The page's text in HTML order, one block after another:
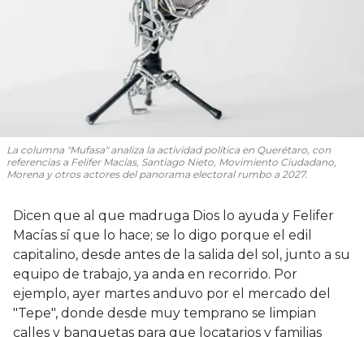
La columna "Mufasa" analiza la actividad política en Querétaro, con
referencias a Felifer Macías, Santiago Nieto, Movimiento Ciudadano,
Morena y otros actores del panorama electoral rumbo a 2027.
Dicen que al que madruga Dios lo ayuda y Felifer
Macías sí que lo hace; se lo digo porque el edil
capitalino, desde antes de la salida del sol, junto a su
equipo de trabajo, ya anda en recorrido. Por
ejemplo, ayer martes anduvo por el mercado del
"Tepe", donde desde muy temprano se limpian
calles y banquetas para que locatarios y familias